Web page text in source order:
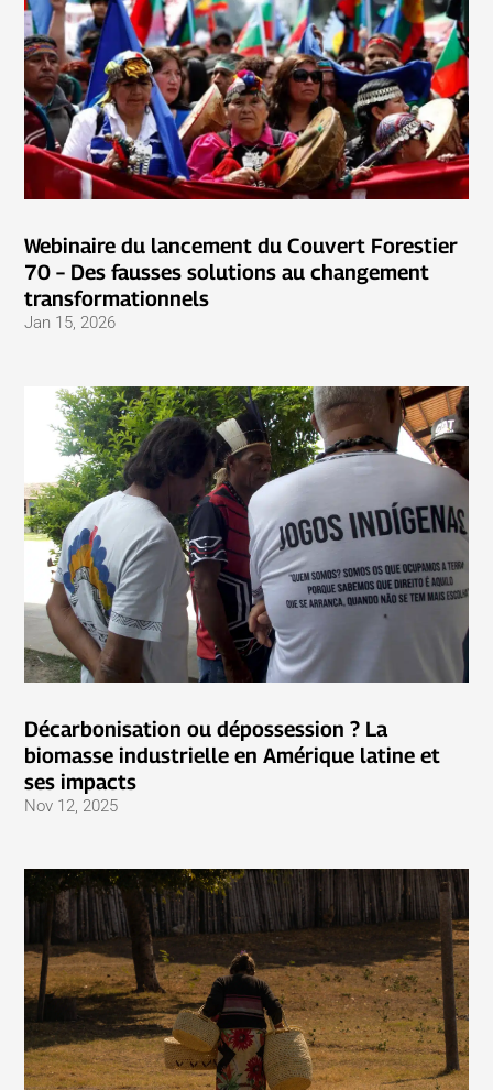
Webinaire du lancement du Couvert Forestier
70 – Des fausses solutions au changement
transformationnels
Jan 15, 2026
Décarbonisation ou dépossession ? La
biomasse industrielle en Amérique latine et
ses impacts
Nov 12, 2025